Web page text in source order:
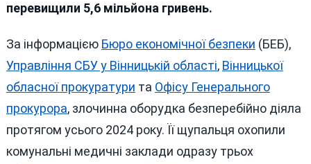
перевищили 5,6 мільйона гривень.
За інформацією Бюро економічної безпеки (БЕБ),
Управління СБУ у Вінницькій області, Вінницької
обласної прокуратури та Офісу Генерального
прокурора, злочинна оборудка безперебійно діяла
протягом усього 2024 року. Її щупальця охопили
комунальні медичні заклади одразу трьох